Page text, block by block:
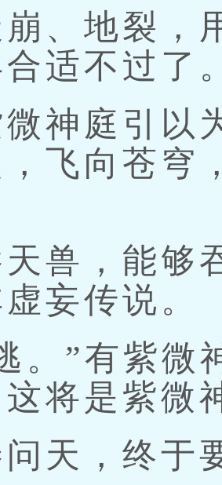
地裂，用
适不过了
庭引以为
飞向苍穹
，能够吞
妄传说。
”有紫微
将是紫微
，终于要